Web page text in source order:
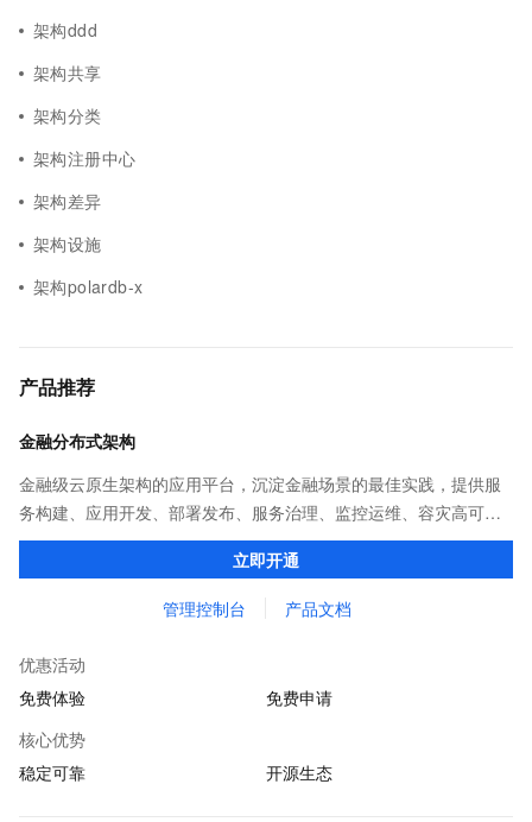
架构ddd
架构共享
架构分类
架构注册中心
架构差异
架构设施
架构polardb-x
产品推荐
金融分布式架构
金融级云原生架构的应用平台，沉淀金融场景的最佳实践，提供服
务构建、应用开发、部署发布、服务治理、监控运维、容灾高可用
等全栈式解决方案，兼容Dubbo、Spring Cloud等微服务运行环
境，助力客户各类应用轻松转型分布式架构
立即开通
管理控制台 产品文档
优惠活动
免费体验
免费申请
核心优势
稳定可靠
开源生态